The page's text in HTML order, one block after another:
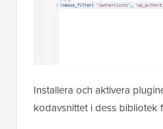
Installera och aktivera
kodavsnittet i dess bibliotek